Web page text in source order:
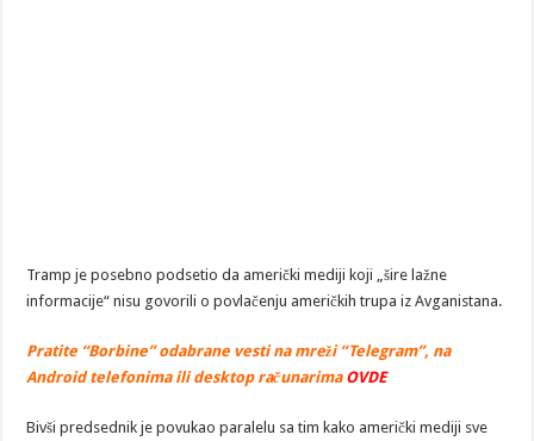
Tramp je posebno podsetio da američki mediji koji „šire lažne
informacije“ nisu govorili o povlačenju američkih trupa iz Avganistana.
Pratite “Borbine” odabrane vesti na mreži “Telegram”, na
Android telefonima ili desktop računarima OVDE
Bivši predsednik je povukao paralelu sa tim kako američki mediji sve